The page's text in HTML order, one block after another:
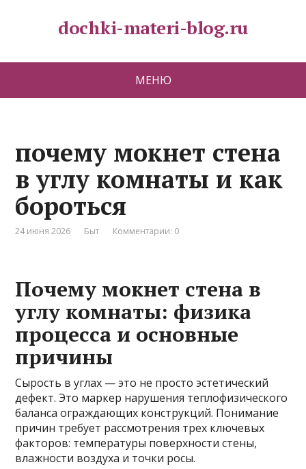
dochki-materi-blog.ru
МЕНЮ
почему мокнет стена
в углу комнаты и как
бороться
24 июня 2026 Быт Комментарии: 0
Почему мокнет стена в
углу комнаты: физика
процесса и основные
причины
Сырость в углах — это не просто эстетический
дефект. Это маркер нарушения теплофизического
баланса ограждающих конструкций. Понимание
причин требует рассмотрения трех ключевых
факторов: температуры поверхности стены,
влажности воздуха и точки росы.